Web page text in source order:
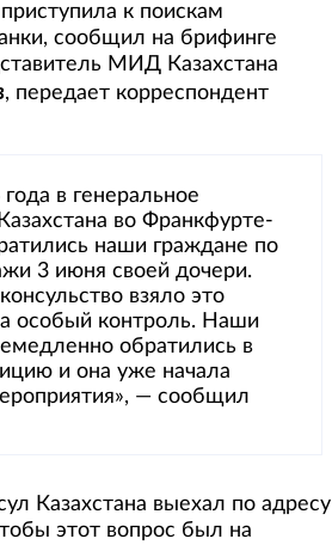
к поискам
сообщил на брифинге
МИД Казахстана
, передает корреспондент
в генеральное
во Франкфурте-
наши граждане по
3 июня своей дочери.
взяло это
особый контроль. Наши
обратились в
и она уже начала
— сообщил
Казахстана выехал по
этот вопрос был на